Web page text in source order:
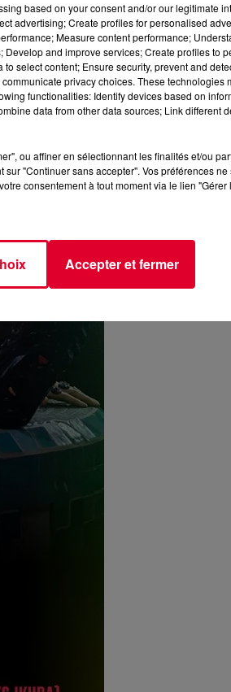
based on your consent and/or our legitimate
advertising; Create profiles for personalised
Measure content performance;
and improve services; Create profiles to
select content; Ensure security, prevent and
privacy choices. These technologies
functionalities: Identify devices based on
data from other data sources; Link different
ou affiner en sélectionnant les finalités et/ou
"Continuer sans accepter". Vos préférences
consentement à tout moment via le lien
Accepter et fermer